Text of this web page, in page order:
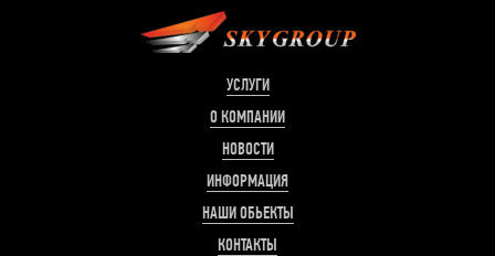
УСЛУГИ
О КОМПАНИИ
НОВОСТИ
ИНФОРМАЦИЯ
НАШИ ОБЬЕКТЫ
КОНТАКТЫ